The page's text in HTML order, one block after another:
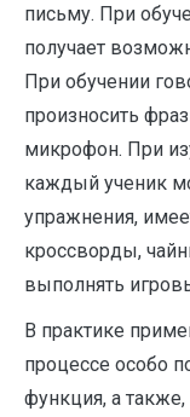
письму. При
получает
При обучении
произносить
микрофон. При
каждый ученик
упражнения,
кроссворды,
выполнять
В практике
процессе особо
функция, а